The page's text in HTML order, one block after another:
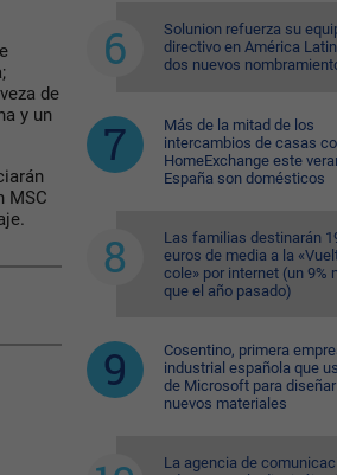
de
y un
MSC
Solunion refuerza su
directivo en América
dos nuevos
Más de la mitad de los
intercambios de casas
HomeExchange este
España son domésticos
Las familias destinarán
euros de media a la
cole» por internet (un 9%
que el año pasado)
Cosentino, primera
industrial española que
de Microsoft para diseñar
nuevos materiales
La agencia de